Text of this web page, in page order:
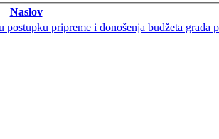
Naslov
pripreme i donošenja budžeta grada